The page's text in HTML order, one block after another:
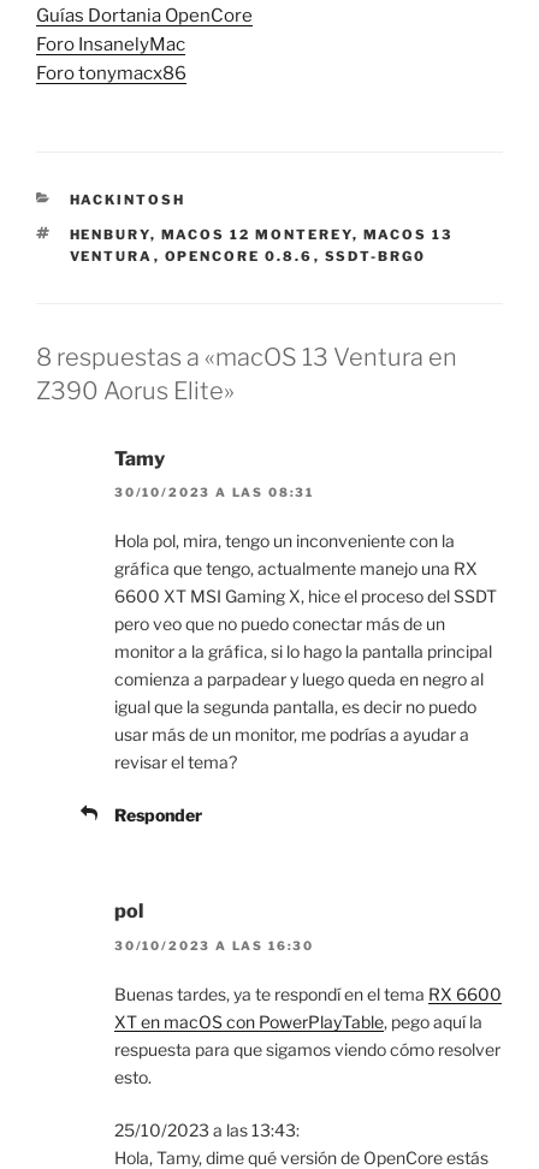
Guías Dortania OpenCore
Foro InsanelyMac
Foro tonymacx86
CATEGORÍAS
HACKINTOSH
ETIQUETAS
HENBURY, MACOS 12 MONTEREY, MACOS 13
VENTURA , OPENCORE 0.8.6 , SSDT-BRG0
8 respuestas a «macOS 13 Ventura en
Z390 Aorus Elite»
Tamy
30/10/2023 A LAS 08:31
Hola pol, mira, tengo un inconveniente con la
gráfica que tengo, actualmente manejo una RX
6600 XT MSI Gaming X, hice el proceso del SSDT
pero veo que no puedo conectar más de un
monitor a la gráfica, si lo hago la pantalla principal
comienza a parpadear y luego queda en negro al
igual que la segunda pantalla, es decir no puedo
usar más de un monitor, me podrías a ayudar a
revisar el tema?
Responder
pol
30/10/2023 A LAS 16:30
Buenas tardes, ya te respondí en el tema RX 6600
XT en macOS con PowerPlayTable, pego aquí la
respuesta para que sigamos viendo cómo resolver
esto.
25/10/2023 a las 13:43:
Hola, Tamy, dime qué versión de OpenCore estás